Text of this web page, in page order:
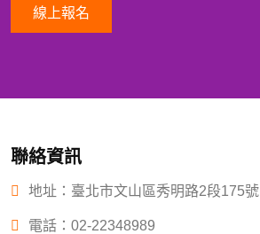
線上報名
聯絡資訊
地址：臺北市文山區秀明路2段175號
電話： 02-22348989